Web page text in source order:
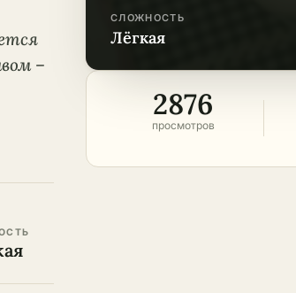
СЛОЖНОСТЬ
лёгкая
2876
просмотров
–